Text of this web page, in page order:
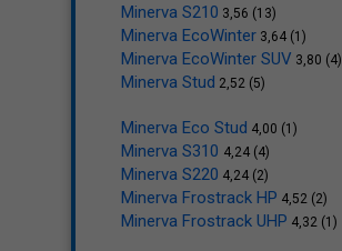
Minerva S210 3,56 (13)
Minerva EcoWinter 3,64 (1)
Minerva EcoWinter SUV 3,80 (4)
Minerva Stud 2,52 (5)
Minerva Eco Stud 4,00 (1)
Minerva S310 4,24 (4)
Minerva S220 4,24 (2)
Minerva Frostrack HP 4,52 (2)
Minerva Frostrack UHP 4,32 (1)